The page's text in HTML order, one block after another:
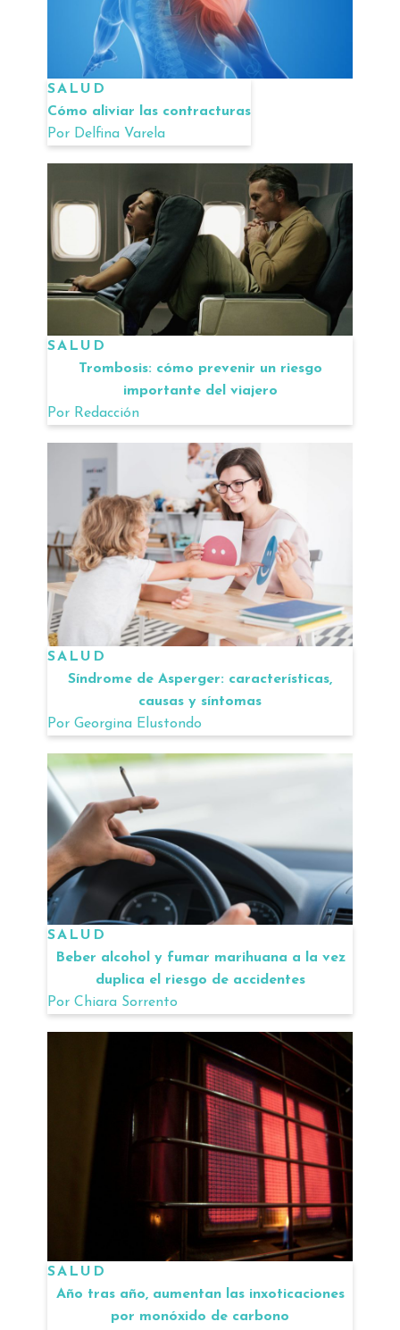
SALUD
Cómo aliviar las contracturas
Por Delfina Varela
SALUD
Trombosis: cómo prevenir un riesgo
importante del viajero
Por Redacción
SALUD
Síndrome de Asperger: características,
causas y síntomas
Por Georgina Elustondo
SALUD
Beber alcohol y fumar marihuana a la vez
duplica el riesgo de accidentes
Por Chiara Sorrento
SALUD
Año tras año, aumentan las inxoticaciones
por monóxido de carbono